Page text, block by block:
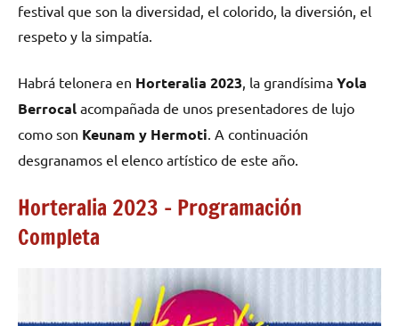
festival que son la diversidad, el colorido, la diversión, el
respeto y la simpatía.
Habrá telonera en Horteralia 2023 , la grandísima Yola
Berrocal acompañada de unos presentadores de lujo
como son Keunam y Hermoti . A continuación
desgranamos el elenco artístico de este año.
Horteralia 2023 – Programación
Completa